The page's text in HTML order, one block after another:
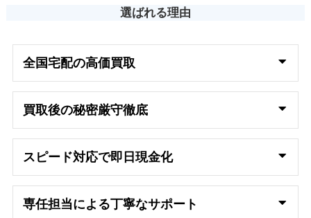
選ばれる理由
全国宅配の高価買取
買取後の秘密厳守徹底
スピード対応で即日 現金化
専任担当による丁寧なサポート